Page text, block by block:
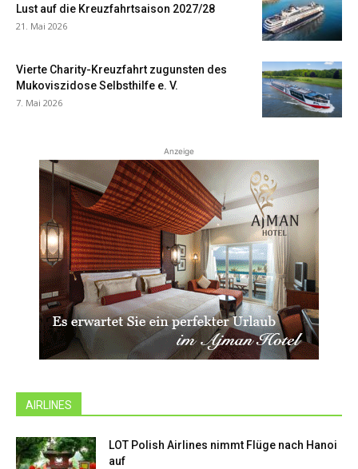
Lust auf die Kreuzfahrtsaison 2027/28
21. Mai 2026
Vierte Charity-Kreuzfahrt zugunsten des
Mukoviszidose Selbsthilfe e. V.
7. Mai 2026
Anzeige
AIRLINES
LOT Polish Airlines nimmt Flüge nach Hanoi
auf